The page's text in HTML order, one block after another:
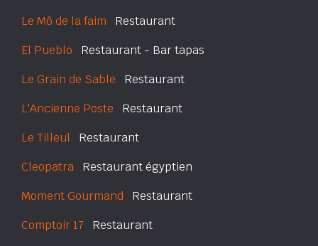
Le Mô de la faim Restaurant
El Pueblo Restaurant - Bar tapas
Le Grain de Sable Restaurant
L'Ancienne Poste Restaurant
Le Tilleul Restaurant
Cleopatra Restaurant égyptien
Moment Gourmand Restaurant
Comptoir 17 Restaurant